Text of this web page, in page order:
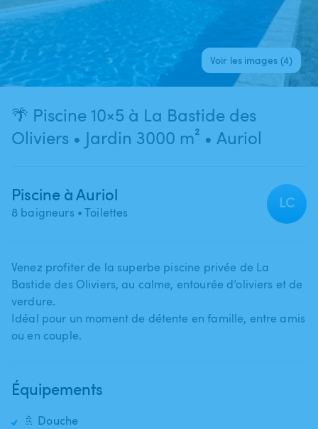
Voir les images (4)
🌴 Piscine 10×5 à La Bastide des
Oliviers • Jardin 3000 m² • Auriol
Piscine à Auriol
8 baigneurs • Toilettes
LC
Venez profiter de la superbe piscine privée de La
Bastide des Oliviers​,​ au calme​,​ entourée d’oliviers et de
verdure.
Idéal pour un moment de détente en famille​,​ entre amis
Équipements
🚿 Douche